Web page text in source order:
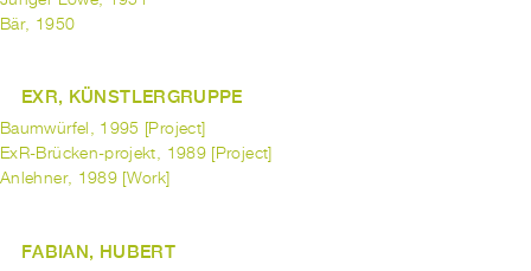
Bär, 1950
EXR, KÜNSTLERGRUPPE
Baumwürfel, 1995 [Project]
ExR-Brücken-projekt, 1989 [Project]
Anlehner, 1989 [Work]
FABIAN, HUBERT